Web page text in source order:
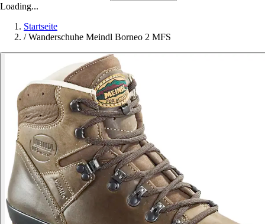
Loading...
Startseite
/ Wanderschuhe Meindl Borneo 2 MFS